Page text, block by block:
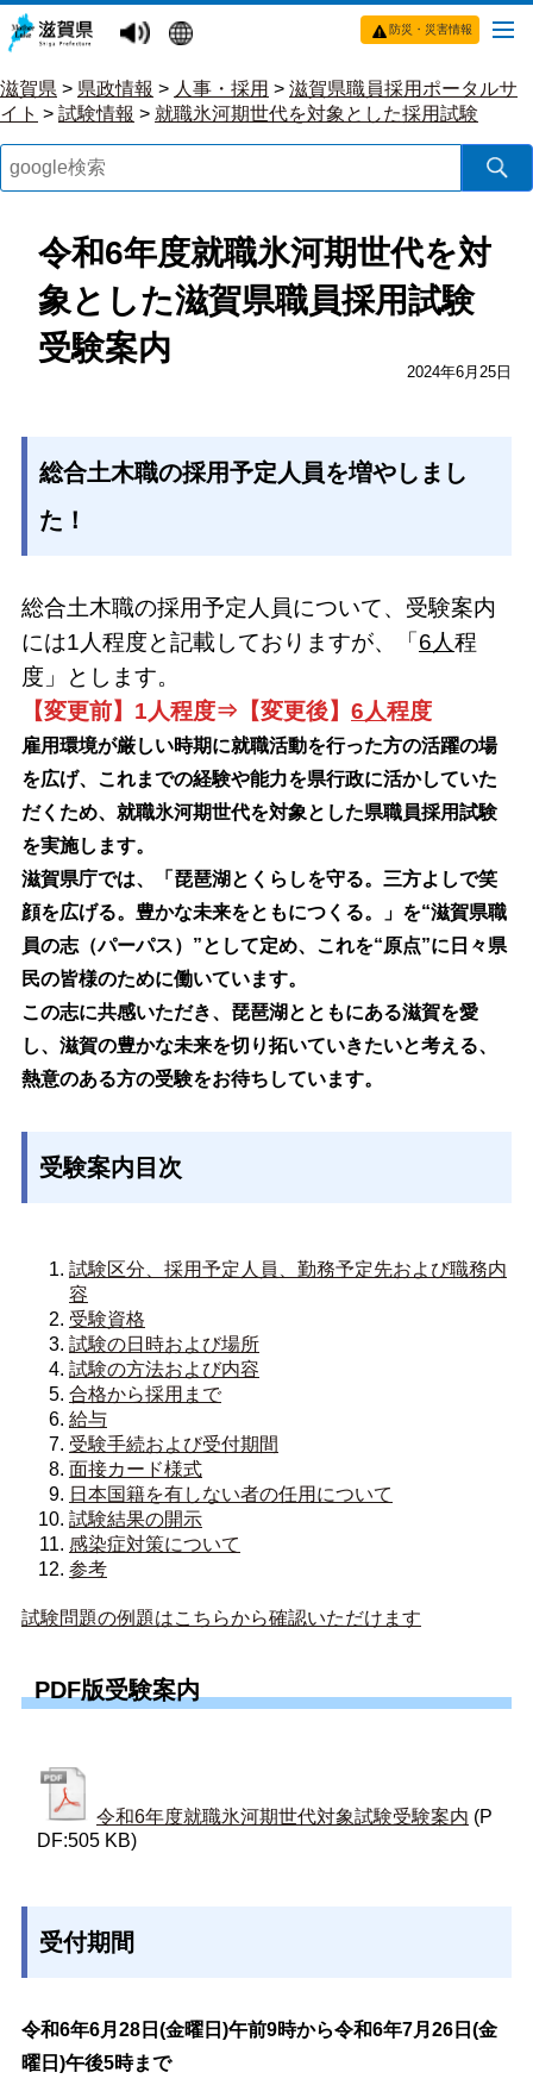
防災・災害情報
滋賀県 > 県政情報 > 人事・採用 > 滋賀県職員採用ポータルサ
イト > 試験情報 > 就職氷河期世代を対象とした採用試験
令和6年度就職氷河期世代を対
象とした滋賀県職員採用試験
受験案内
2024年6月25日
総合土木職の採用予定人員を増やしまし
た！
総合土木職の採用予定人員について、受験案内
には1人程度と記載しておりますが、「 6人程
度」とします。
【変更前】1人程度⇒【変更後】 6人程度
雇用環境が厳しい時期に就職活動を行った方の活躍の場
を広げ、これまでの経験や能力を県行政に活かしていた
だくため、 就職氷河期世代を対象とした県職員採用試験
を実施します。
滋賀県庁では、「琵琶湖とくらしを守る。三方よしで笑
顔を広げる。豊かな未来をともにつくる。」を“滋賀県職
員の志（パーパス）”として定め、これを“原点”に日々県
民の皆様のために働いています。
この志に共感いただき、琵琶湖とともにある滋賀を愛
し、滋賀の豊かな未来を切り拓いていきたいと考える、
熱意のある方の受験をお待ちしています。
受験案内目次
試験区分、採用予定人員、勤務予定先および職務内
容
受験資格
試験の日時および場所
試験の方法および内容
合格から採用まで
給与
受験手続および受付期間
面接カード様式
日本国籍を有しない者の任用について
試験結果の開示
感染症対策について
参考
試験問題の例題はこちらから確認いただけます
PDF版受験案内
令和6年度就職氷河期世代対象試験受験案内 (P
DF:505 KB)
受付期間
令和6年6月28日(金曜日)午前9時から令和6年7月26日(金
曜日)午後5時まで